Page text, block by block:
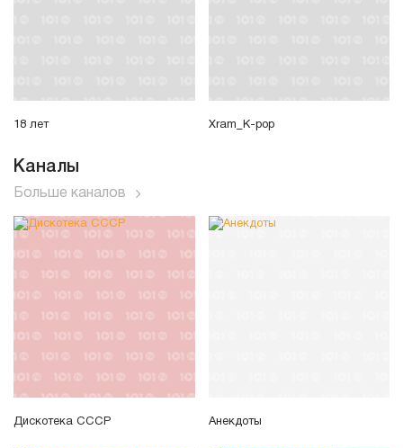
18 лет Xram_K-pop
Каналы
Больше каналов
Дискотека СССР Анекдоты